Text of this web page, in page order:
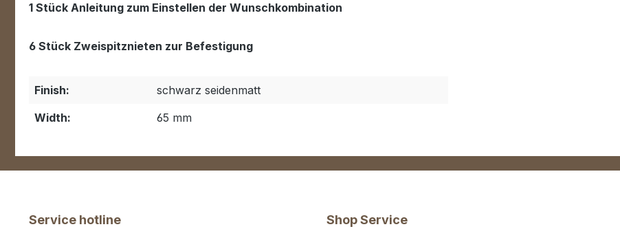
1 Stück Anleitung zum Einstellen der Wunschkombination
6 Stück Zweispitznieten zur Befestigung
Finish:
schwarz seidenmatt
Width:
65 mm
Service hotline Shop Service